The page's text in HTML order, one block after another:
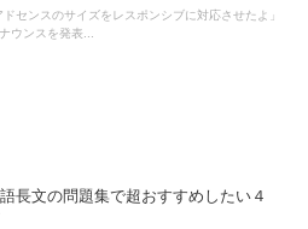
センスのサイズをレスポンシブに対応させたよ」
ウンスを発表...
長文の問題集で超おすすめしたい４